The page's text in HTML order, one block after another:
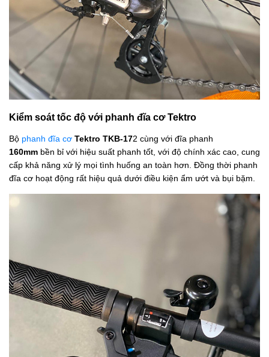
Kiểm soát tốc độ với phanh đĩa cơ Tektro
Bộ phanh đĩa cơ Tektro TKB-172 cùng với đĩa phanh
160mm bền bỉ với hiệu suất phanh tốt, với độ chính xác cao, cung
cấp khả năng xử lý mọi tình huống an toàn hơn. Đồng thời phanh
đĩa cơ hoạt động rất hiệu quả dưới điều kiện ẩm ướt và bụi bặm.